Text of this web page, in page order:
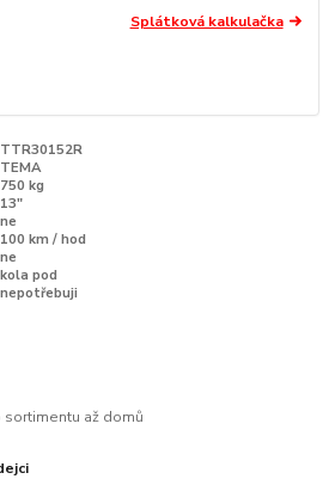
Splátková kalkulačka
TTR30152R
TEMA
750 kg
13"
ne
100 km / hod
ne
kola pod
nepotřebuji
až domů